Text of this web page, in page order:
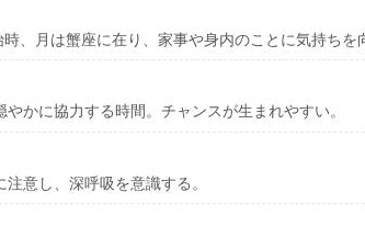
、月は蟹座に在り、家事や身内のことに気持ちを
かに協力する時間。チャンスが生まれやすい。
意し、深呼吸を意識する。